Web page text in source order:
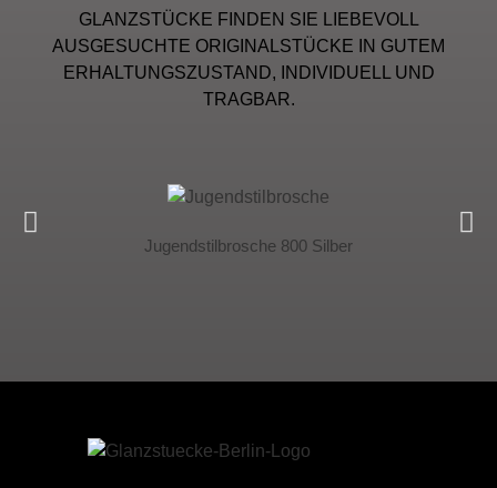
GLANZSTÜCKE FINDEN SIE LIEBEVOLL
AUSGESUCHTE ORIGINALSTÜCKE IN GUTEM
ERHALTUNGSZUSTAND, INDIVIDUELL UND
TRAGBAR.
Jugendstilbrosche 800 Silber